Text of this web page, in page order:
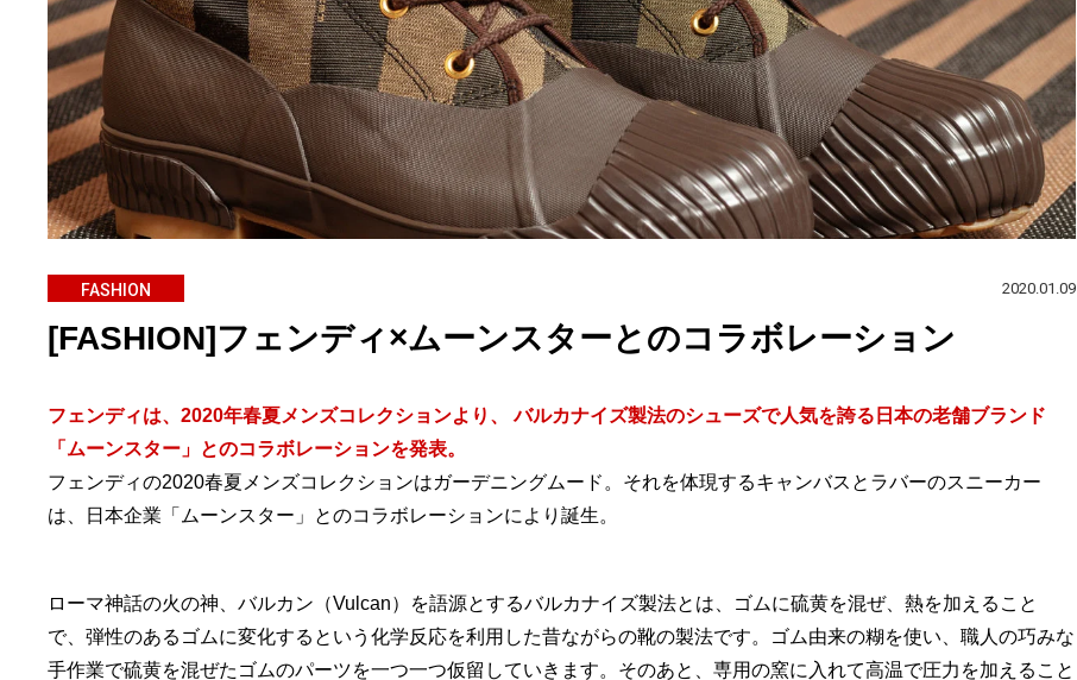
FASHION 2020.01.09
[FASHION]フェンディ×ムーンスターとのコラボレーション
フェンディは、2020年春夏メンズコレクションより、 バルカナイズ製法のシューズで人気を誇る日本の老舗ブランド
「ムーンスター」とのコラボレーションを発表。
フェンディの2020春夏メンズコレクションはガーデニングムード。それを体現するキャンバスとラバーのスニーカー
は、日本企業「ムーンスター」とのコラボレーションにより誕生。
ローマ神話の火の神、バルカン（Vulcan）を語源とするバルカナイズ製法とは、ゴムに硫黄を混ぜ、熱を加えること
で、弾性のあるゴムに変化するという化学反応を利用した昔ながらの靴の製法です。ゴム由来の糊を使い、職人の巧みな
手作業で硫黄を混ぜたゴムのパーツを一つ一つ仮留していきます。そのあと、専用の窯に入れて高温で圧力を加えること